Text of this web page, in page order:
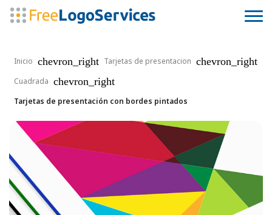
Inicio chevron_right Tarjetas de presentacion chevron_right
Cuadrada chevron_right
Tarjetas de presentación con bordes pintados